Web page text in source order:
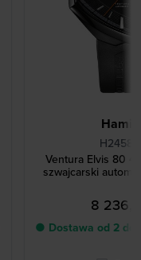
Ventura Elvis 80
szwajcarski
8
● Dostawa od 2 do